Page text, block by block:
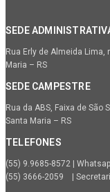
SEDE
Rua Erly de Almeida Lima,
Maria – RS
SEDE CAMPESTRE
Rua da ABS, Faixa de São
Santa Maria – RS
TELEFONES
(55) 9.9685-8572 |
(55) 3666-2059 |